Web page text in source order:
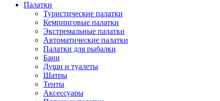
Палатки
Туристические палатки
Кемпинговые палатки
Экстремальные палатки
Автоматические палатки
Палатки для рыбалки
Бани
Души и туалеты
Шатры
Тенты
Аксессуары